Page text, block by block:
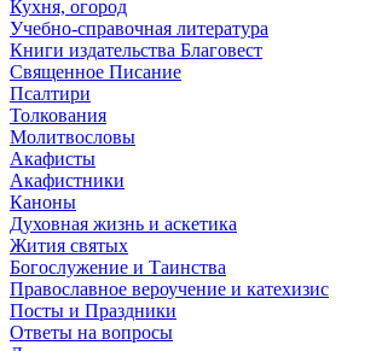
Кухня, огород
Учебно-справочная литература
Книги издательства Благовест
Священное Писание
Псалтири
Толкования
Молитвословы
Акафисты
Акафистники
Каноны
Духовная жизнь и аскетика
Жития святых
Богослужение и Таинства
Православное вероучение и катехизис
Посты и Праздники
Ответы на вопросы